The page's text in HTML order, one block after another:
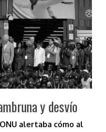
y desvío
alertaba cómo al